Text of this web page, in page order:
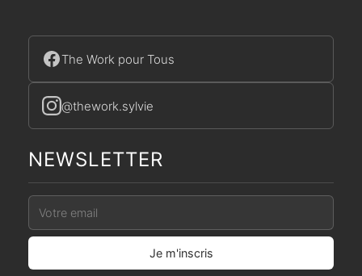
The Work pour Tous
@thework.sylvie
NEWSLETTER